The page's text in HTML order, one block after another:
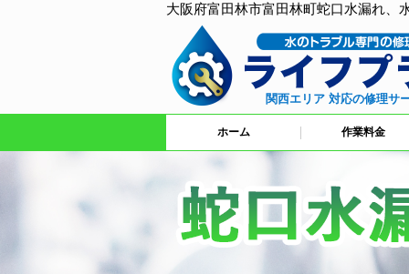
大阪府富田林市富田林町蛇口水漏れ、
関西エリア 対応の修理サ
ホーム 作業料金